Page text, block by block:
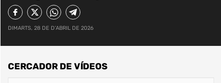
DIMARTS, 28 DE D’ABRIL DE 2026
CERCADOR DE VÍDEOS